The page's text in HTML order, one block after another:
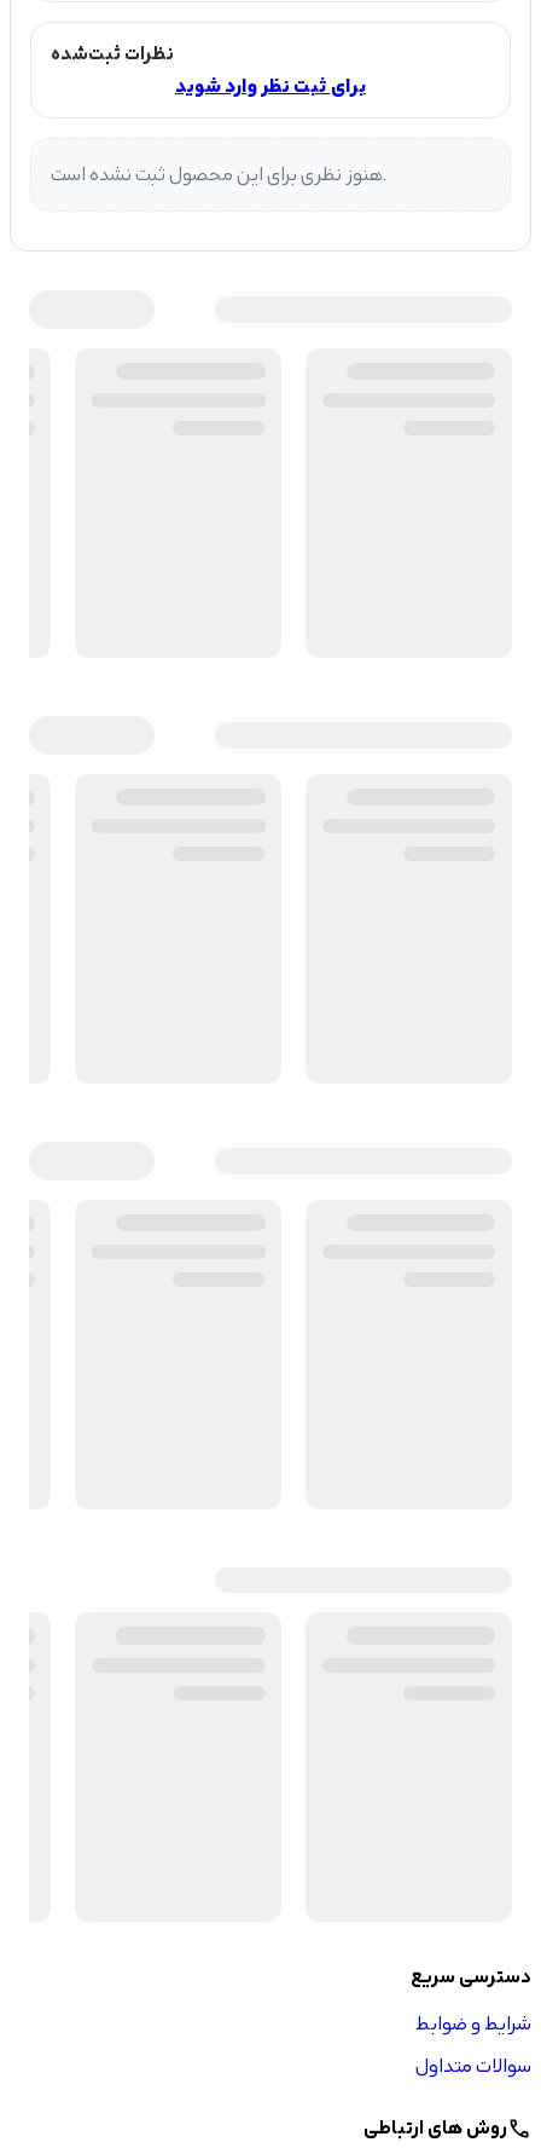
نظرات ثبت‌شده
برای ثبت نظر وارد شوید
هنوز نظری برای این محصول ثبت نشده است.
دسترسی سریع
شرایط و ضوابط
سوالات متداول
callروش های ارتباطی